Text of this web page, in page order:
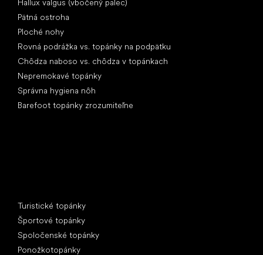
Hallux valgus (vbočený palec)
Pätná ostroha
Ploché nohy
Rovná podrážka vs. topánky na podpätku
Chôdza naboso vs. chôdza v topánkach
Nepremokavé topánky
Správna hygiena nôh
Barefoot topánky zrozumiteľne
Turistické topánky
Športové topánky
Spoločenské topánky
Ponožkotopánky